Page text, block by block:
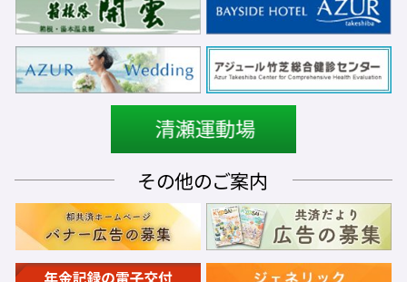
その他のご案内